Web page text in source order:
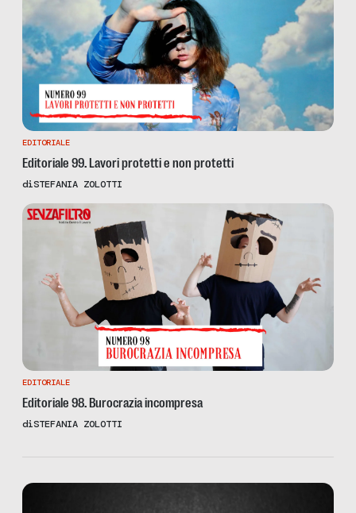
EDITORIALE
Editoriale 99. Lavori protetti e non protetti
diSTEFANIA ZOLOTTI
EDITORIALE
Editoriale 98. Burocrazia incompresa
diSTEFANIA ZOLOTTI